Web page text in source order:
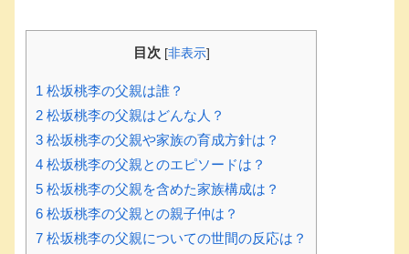
目次 [非表示]
1 松坂桃李の父親は誰？
2 松坂桃李の父親はどんな人？
3 松坂桃李の父親や家族の育成方針は？
4 松坂桃李の父親とのエピソードは？
5 松坂桃李の父親を含めた家族構成は？
6 松坂桃李の父親との親子仲は？
7 松坂桃李の父親についての世間の反応は？